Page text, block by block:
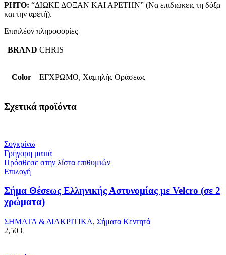
ΡΗΤΟ: “ΔΙΩΚΕ ΔΟΞΑΝ ΚΑΙ ΑΡΕΤΗΝ” (Να επιδιώκεις τη δόξα
και την αρετή).
Επιπλέον πληροφορίες
BRAND CHRIS
Color ΕΓΧΡΩΜΟ, Χαμηλής Οράσεως
Σχετικά προϊόντα
Συγκρίνω
Γρήγορη ματιά
Πρόσθεσε στην λίστα επιθυμιών
Επιλογή
Σήμα Θέσεως Ελληνικής Αστυνομίας με Velcro (σε 2
χρώματα)
ΣΗΜΑΤΑ & ΔΙΑΚΡΙΤΙΚΑ, Σήματα Κεντητά
2,50 €